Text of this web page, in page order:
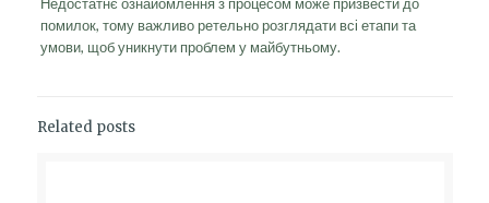
помилок, тому важливо ретельно розглядати всі етапи та
умови, щоб уникнути проблем у майбутньому.
Related posts